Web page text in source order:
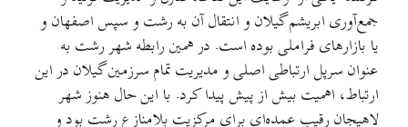
جمع‌آوری ابریشم گیلان و انتقال آن به رشت و سپس اصفهان و
یا بازارهای فراملی بوده است. در همین رابطه شهر رشت به
عنوان سرپل ارتباطی اصلی و مدیریت تمام سرزمین گیلان در این
ارتباط، اهمیت بیش از پیش پیدا كرد. با این حال هنوز شهر
لاهیجان رقیب عمده‌ا‌ی برای مركزیت بلامنازع رشت بود و